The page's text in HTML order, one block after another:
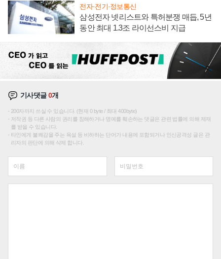
전자·전기·정보통신
삼성전자 넷리스트와 특허분쟁 매듭, 5년
동안 최대 1.3조 라이선스비 지급
기사댓글0개
200자까지 쓰실 수 있습니다. (현재 0 byte / 최대 400byte)
저작권 등 다른 사람의 권리를 침해하거나 명예를 훼손하는 댓글은 관련 법률에 의해 제재
를 받을 수 있습니다.
타인에게 불쾌감을 주는 욕설 등 비하하는 단어가 내용에 포함되거나 인신공격성 글은 관
리자의 판단에 의해 삭제 합니다.